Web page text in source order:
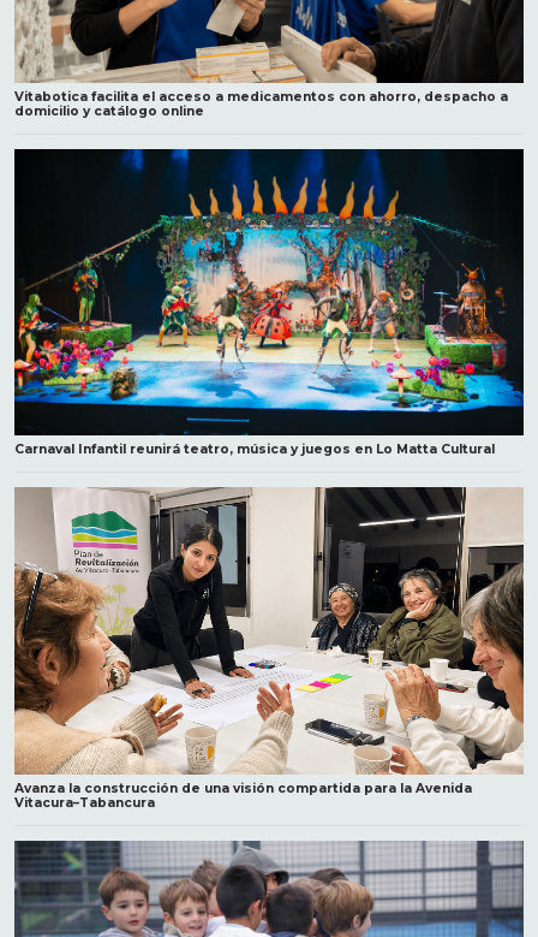
Vitabotica facilita el acceso a medicamentos con ahorro, despacho a
domicilio y catálogo online
Carnaval Infantil reunirá teatro, música y juegos en Lo Matta Cultural
Avanza la construcción de una visión compartida para la Avenida
Vitacura–Tabancura